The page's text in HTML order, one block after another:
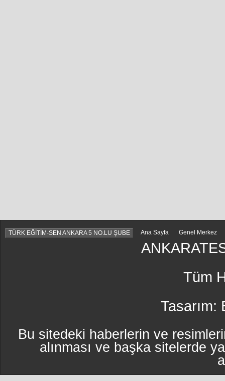
TÜRK EĞİTİM-SEN ANKARA 5 NO.LU ŞUBE Ana Sayfa Genel Merkez
Tüm
Tasarım:
Bu sitedeki haberlerin ve
alınması ve başka sitelerde